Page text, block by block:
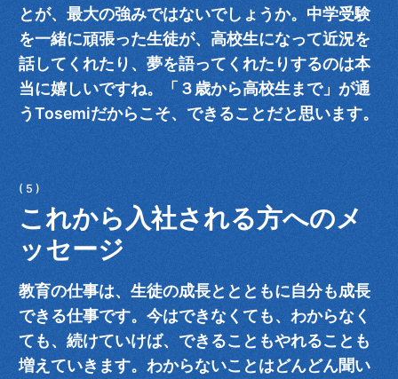
とが、最大の強みではないでしょうか。中学受験
を一緒に頑張った生徒が、高校生になって近況を
話してくれたり、夢を語ってくれたりするのは本
当に嬉しいですね。「３歳から高校生まで」が通
うTosemiだからこそ、できることだと思います。
これから入社される方へのメ
ッセージ
教育の仕事は、生徒の成長ととともに自分も成長
できる仕事です。今はできなくても、わからなく
ても、続けていけば、できることもやれることも
増えていきます。わからないことはどんどん聞い